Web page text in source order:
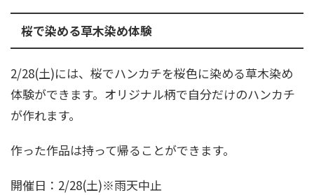
桜で染める草木染め体験
2/28(土)には、桜でハンカチを桜色に染める草木染め
体験ができます。オリジナル柄で自分だけのハンカチ
が作れます。
作った作品は持って帰ることができます。
開催日：2/28(土)※雨天中止